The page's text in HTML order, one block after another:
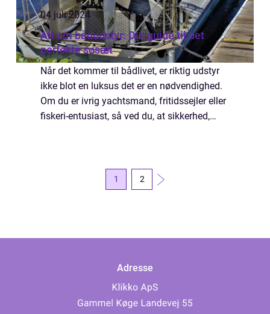
04 juli 2024
Alt om bådudstyr: Din guide til det
perfekte søsæt
Når det kommer til bådlivet, er riktig udstyr
ikke blot en luksus det er en nødvendighed.
Om du er ivrig yachtsmand, fritidssejler eller
fiskeri-entusiast, så ved du, at sikkerhed,
1 2
Adresse